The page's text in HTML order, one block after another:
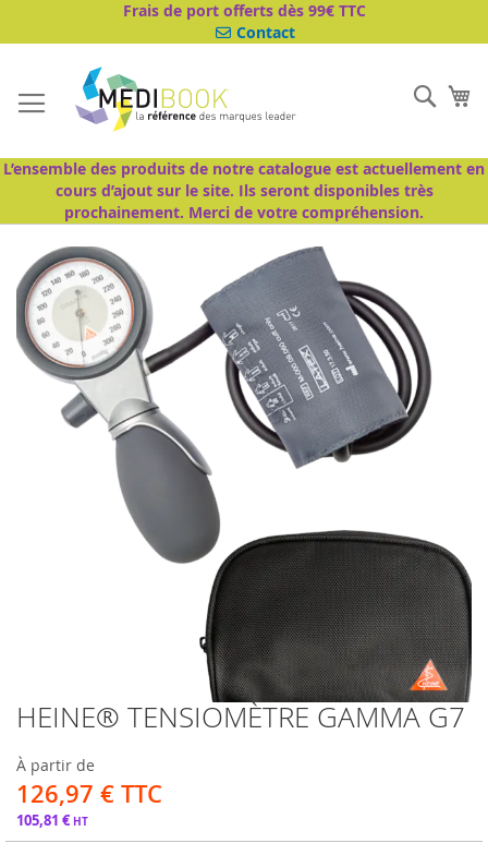
Frais de port offerts dès 99€ TTC
Contact
L’ensemble des produits de notre catalogue est actuellement en
cours d’ajout sur le site. Ils seront disponibles très
prochainement. Merci de votre compréhension.
HEINE® TENSIOMÈTRE GAMMA G7
À partir de
126,97 €
105,81 €
Passer
à
la
fin
de
la
galerie
d’images
Passer
au
début
de
la
Galerie
d’images